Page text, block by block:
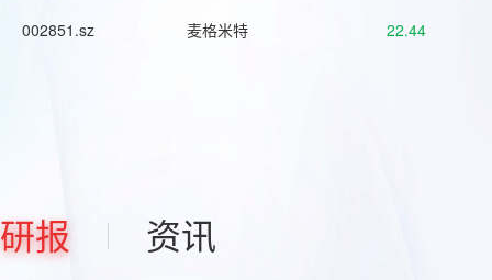
002851.sz 麦格米特 22.44
研报 资讯